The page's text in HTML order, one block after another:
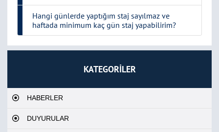
KATEGORİLER
HABERLER
DUYURULAR
Hangi günlerde yaptığım staj sayılmaz ve
haftada minimum kaç gün staj yapabilirim?